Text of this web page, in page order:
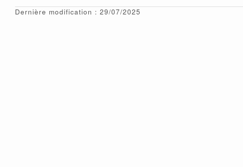
Dernière modification : 29/07/2025